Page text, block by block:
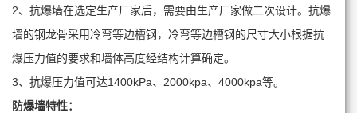
2、抗爆墙在选定生产厂家后，需要由生产厂家做二次设计。抗爆
墙的钢龙骨采用冷弯等边槽钢，冷弯等边槽钢的尺寸大小根据抗
爆压力值的要求和墙体高度经结构计算确定。
3、抗爆压力值可达1400kPa、2000kpa、4000kpa等。
防爆墙特性：